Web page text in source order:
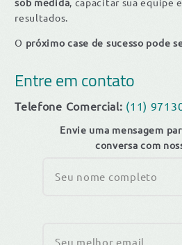
resultados.
O próximo case de sucesso pode
Entre em contato
Telefone Comercial: (11)
Envie uma mensagem
conversa com